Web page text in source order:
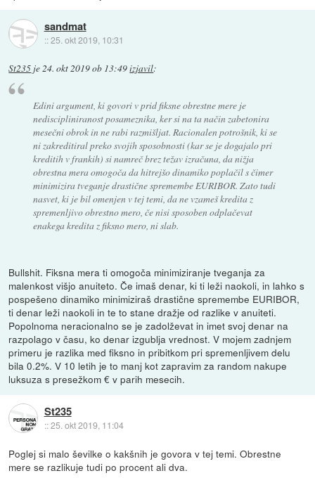
sandmat
::25. okt 2019, 10:31
St235 je24. okt 2019 ob 13:49izjavil:
Edini argument, ki govori v prid fiksne obrestne mere je
nediscipliniranost posameznika, ker si na ta način zabetonira
mesečni obrok in ne rabi razmišljat. Racionalen potrošnik, ki se
ni zakreditiral preko svojih sposobnosti (kar se je dogajalo pri
kreditih v frankih) si namreč brez težav izračuna, da nižja
obrestna mera omogoča da hitrejšo dinamiko poplačil s čimer
minimizira tveganje drastične spremembe EURIBOR. Zato tudi
nasvet, ki je bil omenjen v tej temi, da ne vzameš kredita z
spremenljivo obrestno mero, če nisi sposoben odplačevat
enakega kredita z fiksno mero, ni slab.
Bullshit. Fiksna mera ti omogoča minimiziranje tveganja za
malenkost višjo anuiteto. Če imaš denar, ki ti leži naokoli, in lahko s
pospešeno dinamiko minimiziraš drastične spremembe EURIBOR,
ti denar leži naokoli in te to stane dražje od razlike v anuiteti.
Popolnoma neracionalno se je zadolževat in imet svoj denar na
razpolago v času, ko denar izgublja vrednost. V mojem zadnjem
primeru je razlika med fiksno in pribitkom pri spremenljivem delu
bila 0.2%. V 10 letih je to manj kot zapravim za random nakupe
luksuza s presežkom € v parih mesecih.
St235
::25. okt 2019, 11:04
Poglej si malo ševilke o kakšnih je govora v tej temi. Obrestne
mere se razlikuje tudi po procent ali dva.